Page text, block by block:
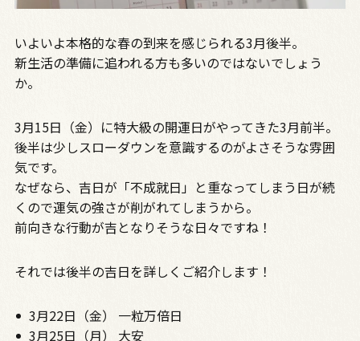
いよいよ本格的な春の到来を感じられる3月後半。
新生活の準備に追われる方も多いのではないでしょう
か。
3月15日（金）に特大級の開運日がやってきた3月前半。
後半は少しスローダウンを意識するのがよさそうな雰囲
気です。
なぜなら、吉日が「不成就日」と重なってしまう日が続
くので運気の強さが削がれてしまうから。
前向きな行動が吉となりそうな日々ですね！
それでは後半の吉日を詳しくご紹介します！
3月22日（金） 一粒万倍日
3月25日（月） 大安